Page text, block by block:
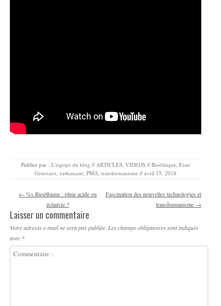
Publier par : L'équipe du blog // ARTICLES VIDEOS // Bioéthique Etats
Generaux euthanasie PMA transhumanisme // avril 15, 2018
Navigation des articles
← %s Bioéthique : pluie acide ou
éclaircie ?
Fascination des nouvelles technologies et
transhumanisme →
Laisser un commentaire
Votre adresse e-mail ne sera pas publiée. Les champs obligatoires sont indiqués
avec *